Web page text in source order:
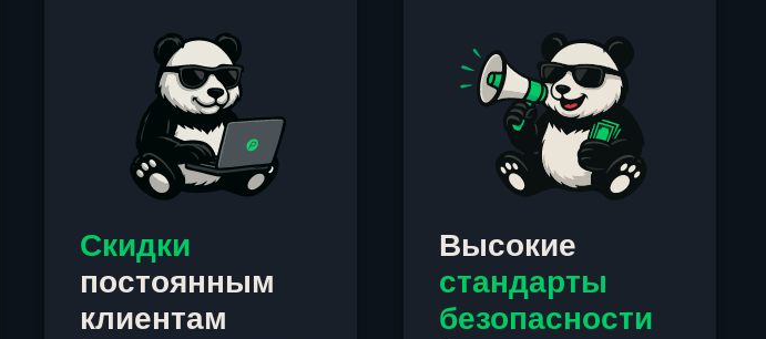
Скидки
постоянным
клиентам
Высокие
стандарты
безопасности